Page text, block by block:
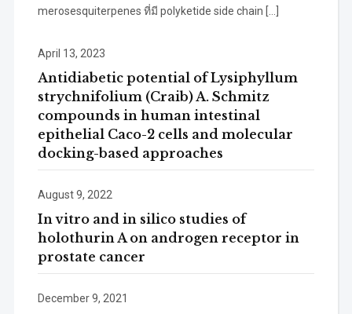
merosesquiterpenes ที่มี polyketide side chain […]
April 13, 2023
Antidiabetic potential of Lysiphyllum
strychnifolium (Craib) A. Schmitz
compounds in human intestinal
epithelial Caco-2 cells and molecular
docking-based approaches
August 9, 2022
In vitro and in silico studies of
holothurin A on androgen receptor in
prostate cancer
December 9, 2021